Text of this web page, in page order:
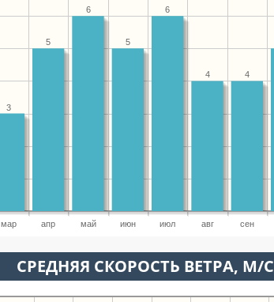
мар апр май июн июл авг сен
4
4
6
5
6
5
3
СРЕДНЯЯ СКОРОСТЬ ВЕТРА, М/С